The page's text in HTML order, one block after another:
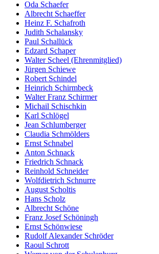
Oda Schaefer
Albrecht Schaeffer
Heinz F. Schafroth
Judith Schalansky
Paul Schallück
Edzard Schaper
Walter Scheel (Ehrenmitglied)
Jürgen Schiewe
Robert Schindel
Heinrich Schirmbeck
Walter Franz Schirmer
Michail Schischkin
Karl Schlögel
Jean Schlumberger
Claudia Schmölders
Ernst Schnabel
Anton Schnack
Friedrich Schnack
Reinhold Schneider
Wolfdietrich Schnurre
August Scholtis
Hans Scholz
Albrecht Schöne
Franz Josef Schöningh
Ernst Schönwiese
Rudolf Alexander Schröder
Raoul Schrott